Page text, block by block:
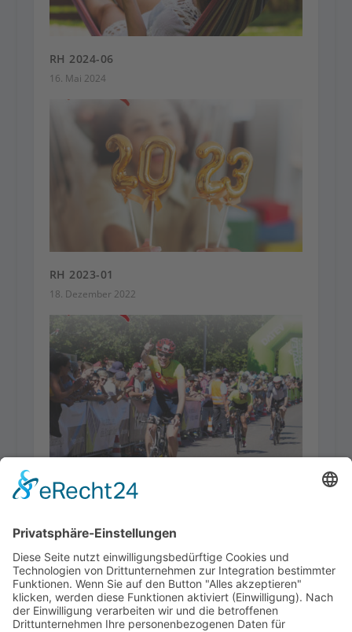
RH 2024-06
16. Mai 2024
RH 2023-01
18. Dezember 2022
RH 2023-06